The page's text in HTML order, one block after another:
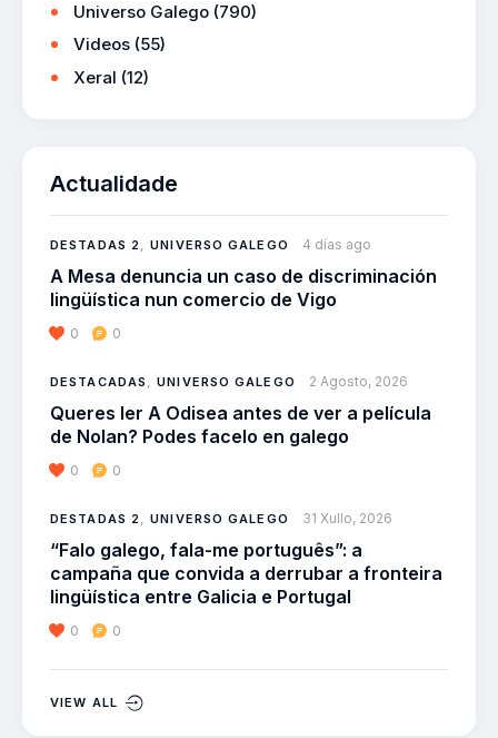
Universo Galego (790)
Videos (55)
Xeral (12)
Actualidade
DESTADAS 2 ,UNIVERSO GALEGO 4 días ago
A Mesa denuncia un caso de discriminación
lingüística nun comercio de Vigo
0 0
DESTACADAS ,UNIVERSO GALEGO 2 Agosto, 2026
Queres ler A Odisea antes de ver a película
de Nolan? Podes facelo en galego
0 0
DESTADAS 2 ,UNIVERSO GALEGO 31 Xullo, 2026
“Falo galego, fala-me português”: a
campaña que convida a derrubar a fronteira
lingüística entre Galicia e Portugal
0 0
VIEW ALL